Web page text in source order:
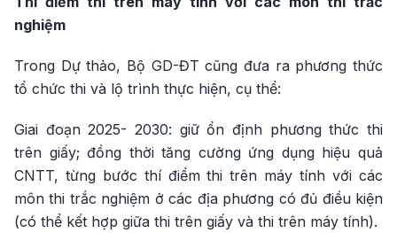
nghiệm
Trong Dự thảo, Bộ GD-ĐT cũng đưa ra phương thức
tổ chức thi và lộ trình thực hiện, cụ thể:
Giai đoạn 2025- 2030: giữ ổn định phương thức thi
trên giấy; đồng thời tăng cường ứng dụng hiệu quả
CNTT, từng bước thí điểm thi trên máy tính với các
môn thi trắc nghiệm ở các địa phương có đủ điều kiện
(có thể kết hợp giữa thi trên giấy và thi trên máy tính).